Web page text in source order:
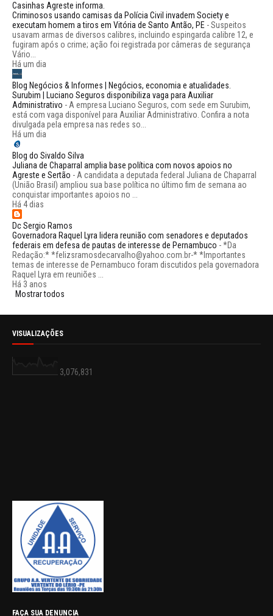
Casinhas Agreste informa.
Criminosos usando camisas da Polícia Civil invadem Society e
executam homem a tiros em Vitória de Santo Antão, PE -Suspeitos
usavam armas de diversos calibres, incluindo espingarda calibre 12, e
fugiram após o crime; ação foi registrada por câmeras de segurança
Vário...
Há um dia
Blog Negócios & Informes | Negócios, economia e atualidades.
Surubim | Luciano Seguros disponibiliza vaga para Auxiliar
Administrativo -A empresa Luciano Seguros, com sede em Surubim,
está com vaga disponível para Auxiliar Administrativo. Confira a nota
divulgada pela empresa nas redes so...
Há um dia
Blog do Sivaldo Silva
Juliana de Chaparral amplia base política com novos apoios no
Agreste e Sertão -A candidata a deputada federal Juliana de Chaparral
(União Brasil) ampliou sua base política no último fim de semana ao
conquistar importantes apoios no ...
Há 4 dias
Dc Sergio Ramos
Governadora Raquel Lyra lidera reunião com senadores e deputados
federais em defesa de pautas de interesse de Pernambuco -*Da
Redação:* *felizsramosdecarvalho@yahoo.com.br-* *Importantes
temas de interesse de Pernambuco foram discutidos pela governadora
Raquel Lyra em reuniões ...
Há 3 anos
Mostrar todos
VISUALIZAÇÕES
3,076,831
FAÇA SUA DENUNCIA